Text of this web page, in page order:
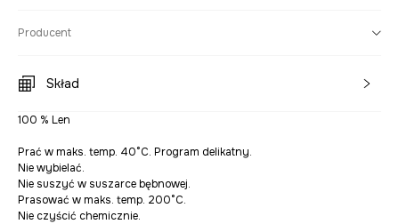
Producent
Skład
100 % Len
Prać w maks. temp. 40°C. Program delikatny.
Nie wybielać.
Nie suszyć w suszarce bębnowej.
Prasować w maks. temp. 200°C.
Nie czyścić chemicznie.